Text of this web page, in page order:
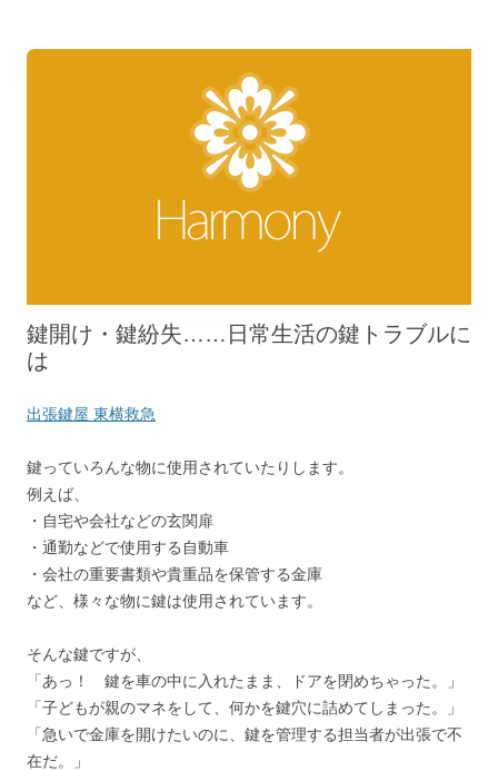
鍵開け・鍵紛失……日常生活の鍵トラブルに
は
出張鍵屋 東横救急
鍵っていろんな物に使用されていたりします。
例えば、
・自宅や会社などの玄関扉
・通勤などで使用する自動車
・会社の重要書類や貴重品を保管する金庫
など、様々な物に鍵は使用されています。
そんな鍵ですが、
「あっ！ 鍵を車の中に入れたまま、ドアを閉めちゃった。」
「子どもが親のマネをして、何かを鍵穴に詰めてしまった。」
「急いで金庫を開けたいのに、鍵を管理する担当者が出張で不
在だ。」